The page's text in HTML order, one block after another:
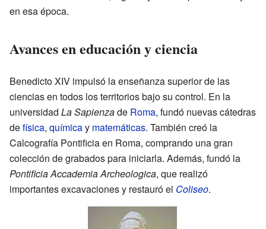
en esa época.
Avances en educación y ciencia
Benedicto XIV impulsó la enseñanza superior de las
ciencias en todos los territorios bajo su control. En la
universidad La Sapienzade Roma, fundó nuevas cátedras
defísica, químicay matemáticas. También creó la
Calcografía Pontificia en Roma, comprando una gran
colección de grabados para iniciarla. Además, fundó la
Pontificia Accademia Archeologica, que realizó
importantes excavaciones y restauró el Coliseo.